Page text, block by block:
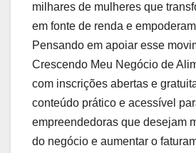
milhares de mulheres que
em fonte de renda e
Pensando em apoiar esse
Crescendo Meu Negócio de
com inscrições abertas e
conteúdo prático e acessível
empreendedoras que desejam
do negócio e aumentar o